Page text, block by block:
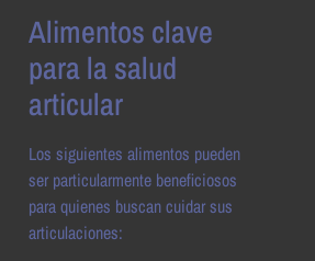
Alimentos clave
para la salud
articular
Los siguientes alimentos pueden
ser particularmente beneficiosos
para quienes buscan cuidar sus
articulaciones: